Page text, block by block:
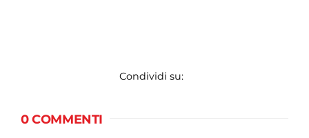
Condividi su:
0 COMMENTI